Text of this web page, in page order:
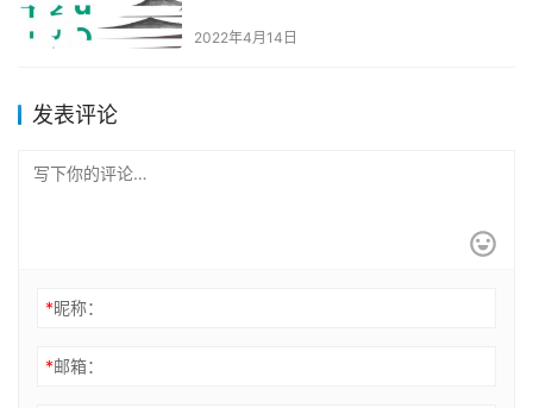
2022年4月14日
发表评论
*昵称：
*邮箱：